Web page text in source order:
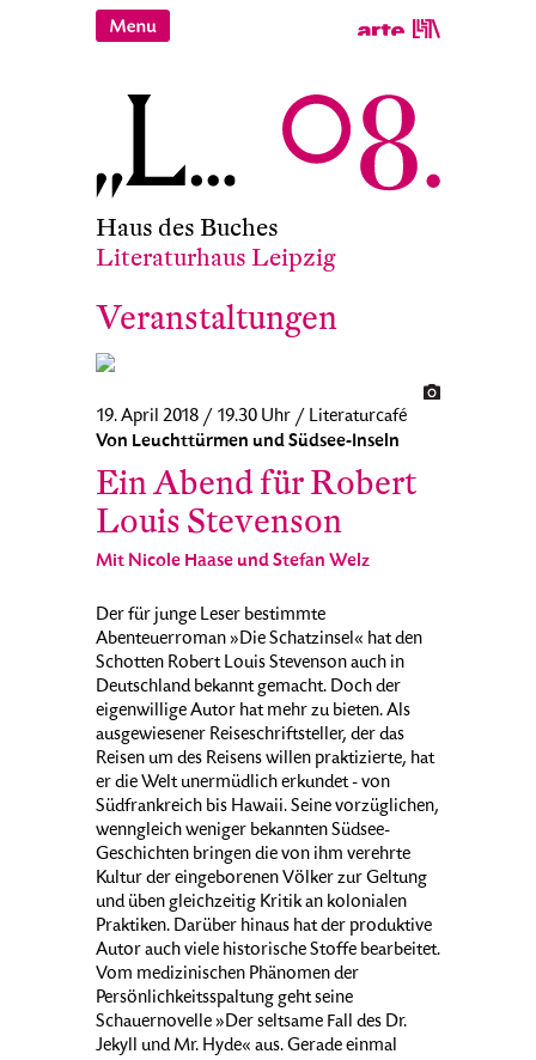
Haus des Buches
Literaturhaus Leipzig
Veranstaltungen
19. April 2018 / 19.30 Uhr / Literaturcafé
Von Leuchttürmen und Südsee-Inseln
Ein Abend für Robert
Louis Stevenson
Mit Nicole Haase und Stefan Welz
Der für junge Leser bestimmte
Abenteuerroman »Die Schatzinsel« hat den
Schotten Robert Louis Stevenson auch in
Deutschland bekannt gemacht. Doch der
eigenwillige Autor hat mehr zu bieten. Als
ausgewiesener Reiseschriftsteller, der das
Reisen um des Reisens willen praktizierte, hat
er die Welt unermüdlich erkundet - von
Südfrankreich bis Hawaii. Seine vorzüglichen,
wenngleich weniger bekannten Südsee-
Geschichten bringen die von ihm verehrte
Kultur der eingeborenen Völker zur Geltung
und üben gleichzeitig Kritik an kolonialen
Praktiken. Darüber hinaus hat der produktive
Autor auch viele historische Stoffe bearbeitet.
Vom medizinischen Phänomen der
Persönlichkeitsspaltung geht seine
Schauernovelle »Der seltsame Fall des Dr.
Jekyll und Mr. Hyde« aus. Gerade einmal